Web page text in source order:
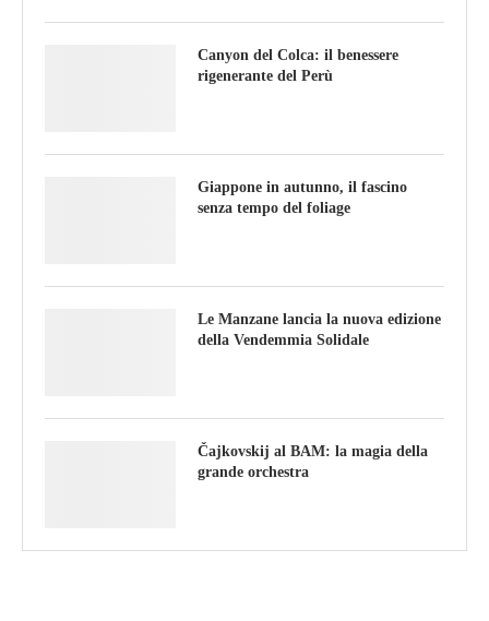
Canyon del Colca: il benessere
rigenerante del Perù
Giappone in autunno, il fascino
senza tempo del foliage
Le Manzane lancia la nuova edizione
della Vendemmia Solidale
Čajkovskij al BAM: la magia della
grande orchestra